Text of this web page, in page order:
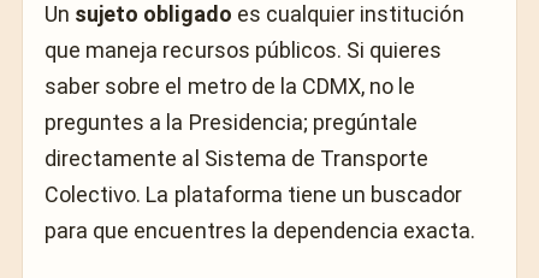
Un sujeto obligado es cualquier institución
que maneja recursos públicos. Si quieres
saber sobre el metro de la CDMX, no le
preguntes a la Presidencia; pregúntale
directamente al Sistema de Transporte
Colectivo. La plataforma tiene un buscador
para que encuentres la dependencia exacta.